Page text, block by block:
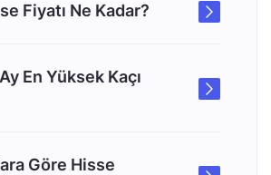
Fiyatı Ne Kadar?
En Yüksek Kaçı
Göre Hisse